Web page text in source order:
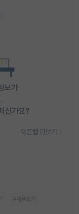
보가
신가요?
오픈랩 더보기
#재료화학